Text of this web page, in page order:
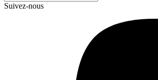
Suivez-nous